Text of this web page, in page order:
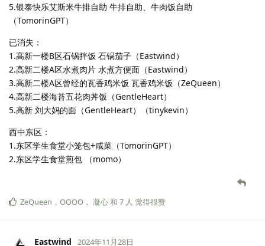
5.银泰快乐艾斯米牛排自助 牛排自助、牛肉饭自助
（TomorinGPT）
已消失：
1.高新一楼B区石锅拌饭 石锅茄子（Eastwind）
2.高新二楼A区水煮肉片 水煮方便面（Eastwind）
3.高新二楼A区曾经的瓦香鸡米饭 瓦香鸡米饭（ZeQueen）
4.高新二楼海苔五花肉丼饭（GentleHeart）
5.高新 刘大妈的面（GentleHeart）（tinykevin）
西中东区：
1.东区学生食堂小笼包+咸菜（TomorinGPT）
2.东区学生食堂煎包 （momo）
ZeQueen ， OOOO ， 凝心和 7 人 觉得很赞
Eastwind 2024年11月28日